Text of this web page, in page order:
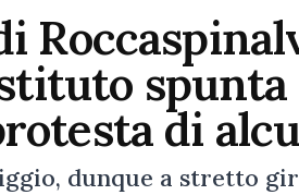
di
dunque a stretto